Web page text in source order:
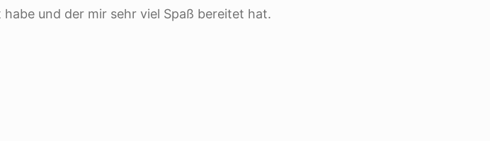
und der mir sehr viel Spaß bereitet hat.